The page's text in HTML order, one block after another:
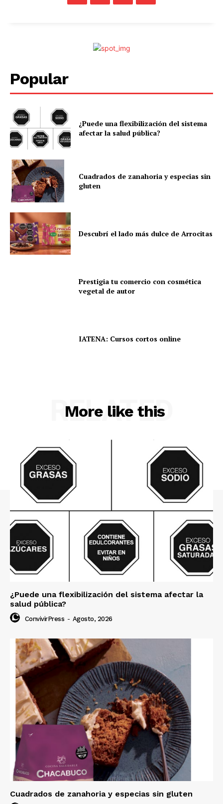
Popular
¿Puede una flexibilización del sistema
afectar la salud pública?
Cuadrados de zanahoria y especias sin
gluten
Descubrí el lado más dulce de Arrocitas
Prestigia tu comercio con cosmética
vegetal de autor
IATENA: Cursos cortos online
More like this
RELATED
¿Puede una flexibilización del sistema afectar la
salud pública?
ConvivirPress - Agosto, 2026
Cuadrados de zanahoria y especias sin gluten